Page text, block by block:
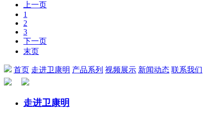
上一页
1
2
3
下一页
末页
首页 走进卫康明 产品系列 视频展示 新闻动态 联系我们
走进卫康明